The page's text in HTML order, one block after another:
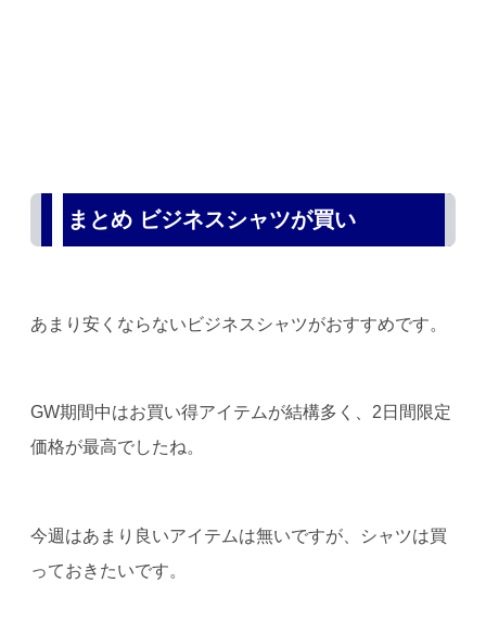
まとめ ビジネスシャツが買い
あまり安くならないビジネスシャツがおすすめです。
GW期間中はお買い得アイテムが結構多く、2日間限定
価格が最高でしたね。
今週はあまり良いアイテムは無いですが、シャツは買
っておきたいです。